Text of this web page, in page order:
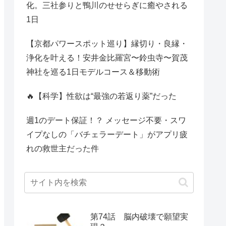
化。三社参りと鴨川のせせらぎに癒やされる
1日
【京都パワースポット巡り】縁切り・良縁・
浄化を叶える！安井金比羅宮〜鈴虫寺〜賀茂
神社を巡る1日モデルコース＆移動術
🔥【科学】性欲は“最強の若返り薬”だった
週1のデート保証！？ メッセージ不要・スワ
イプなしの「バチェラーデート」がアプリ疲
れの救世主だった件
第74話 脳内破壊で願望実